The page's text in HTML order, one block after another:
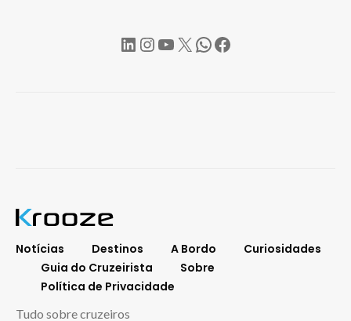
LinkedIn
Instagram
YouTube
X WhatsApp
Facebook
Notícias Destinos A Bordo
Curiosidades
Guia do Cruzeirista
Sobre
Política de Privacidade
Tudo sobre cruzeiros